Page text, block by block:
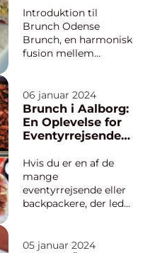
coffee, Copenhagen
has established itself
as a...
og Backpackere
Introduktion til
Brunch Odense
Brunch, en harmonisk
fusion mellem
måltidstrend, der fejer
hen over landet – det
er blevet en kulturel
institution i mange
charmerende by på
Fyn, er ingen und...
06 januar 2024
Brunch i Aalborg:
En Oplevelse for
Eventyrrejsende
Hvis du er en af de
mange
eventyrrejsende eller
backpackere, der leder
ikke lede længere end
05 januar 2024